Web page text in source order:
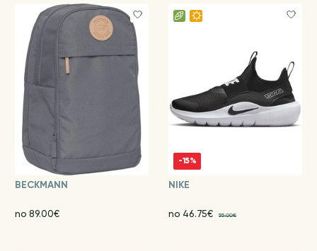
BECKMANN
no 89.00€
-15%
NIKE
no 46.75€ 55.00€